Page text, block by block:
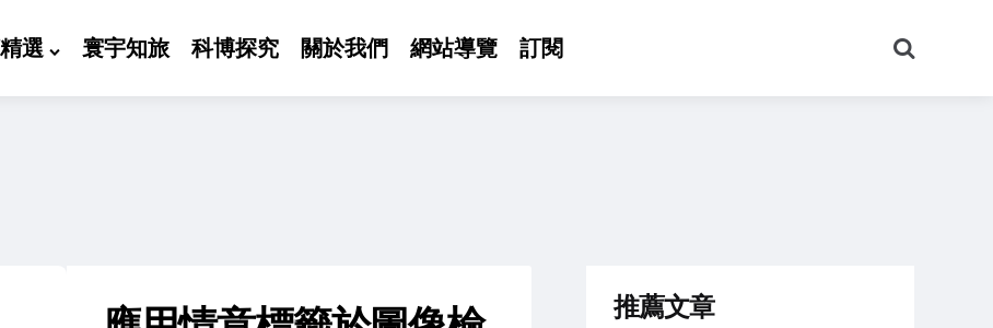
選 寰宇知旅 科博探究 關於我們 網站導覽 訂閱
尋
推薦文章